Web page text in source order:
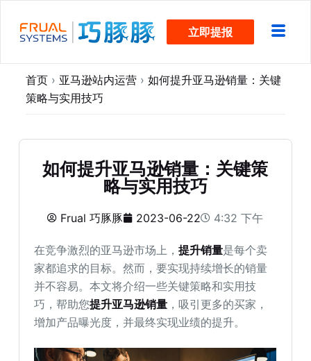
过
立即提报
首页 › 亚马逊站内运营 › 如何提升亚马逊销量：关键
策略与实用技巧
如何提升亚马逊销量：关键策
略与实用技巧
Frual 巧豚豚 2023-06-22 4:32 下午
在竞争激烈的亚马逊市场上，提升销量是每个卖
家都追求的目标。然而，要实现持续增长的销量
并不容易。本文将介绍一些关键策略和实用技
巧，帮助您提升亚马逊销量 ，吸引更多的买家，
增加产品曝光度，并最终实现业绩的提升。